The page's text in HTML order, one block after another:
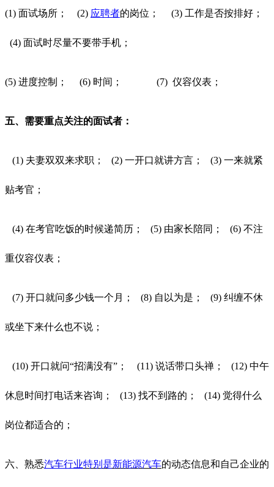
(1) 面试场所； (2) 应聘者的岗位； (3) 工作是否按排好；
(4) 面试时尽量不要带手机；
(5) 进度控制； (6) 时间； (7) 仪容仪表；
五、需要重点关注的面试者：
(1) 夫妻双双来求职； (2) 一开口就讲方言； (3) 一来就紧
贴考官；
(4) 在考官吃饭的时候递简历； (5) 由家长陪同； (6) 不注
重仪容仪表；
(7) 开口就问多少钱一个月； (8) 自以为是； (9) 纠缠不休
或坐下来什么也不说；
(10) 开口就问“招满没有”； (11) 说话带口头禅； (12) 中午
休息时间打电话来咨询； (13) 找不到路的； (14) 觉得什么
岗位都适合的；
六、熟悉汽车行业特别是新能源汽车的动态信息和自己企业的